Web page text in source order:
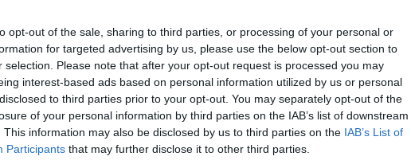
opt-out of the sale, sharing to third parties, or processing of your personal or
for targeted advertising by us, please use the below opt-out section to
selection. Please note that after your opt-out request is processed you may
interest-based ads based on personal information utilized by us or personal
to third parties prior to your opt-out. You may separately opt-out of the
of your personal information by third parties on the IAB’s list of downstream
This information may also be disclosed by us to third parties on the IAB’s List of
Participants that may further disclose it to other third parties.
Panettiere, famosa soprattutto per la
Via Confalonieri, 5
Castronno
Tutti gli eventi
diagosto